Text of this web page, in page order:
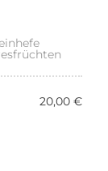
20,00 €